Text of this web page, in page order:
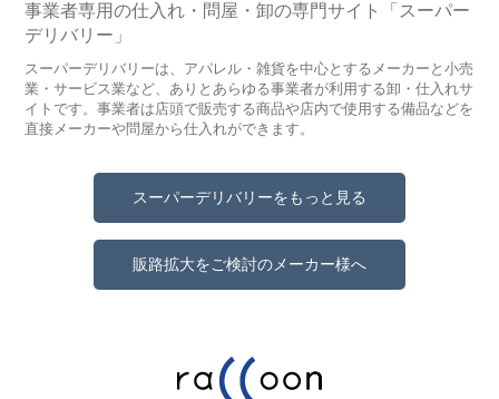
事業者専用の仕入れ・問屋・卸の専門サイト「スーパー
デリバリー」
スーパーデリバリーは、アパレル・雑貨を中心とするメーカーと小売
業・サービス業など、ありとあらゆる事業者が利用する卸・仕入れサ
イトです。事業者は店頭で販売する商品や店内で使用する備品などを
直接メーカーや問屋から仕入れができます。
スーパーデリバリーをもっと見る
販路拡大をご検討のメーカー様へ